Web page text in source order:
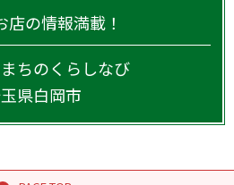
店の情報満載！
ちのくらしなび
県白岡市